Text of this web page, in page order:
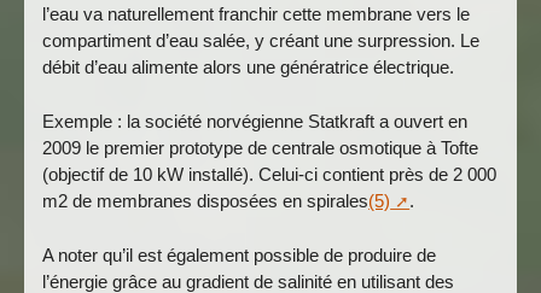
l’eau va naturellement franchir cette membrane vers le
compartiment d’eau salée, y créant une surpression. Le
débit d’eau alimente alors une génératrice électrique.
Exemple : la société norvégienne Statkraft a ouvert en
2009 le premier prototype de centrale osmotique à Tofte
(objectif de 10 kW installé). Celui-ci contient près de 2 000
m2 de membranes disposées en spirales(5) .
A noter qu’il est également possible de produire de
l’énergie grâce au gradient de salinité en utilisant des